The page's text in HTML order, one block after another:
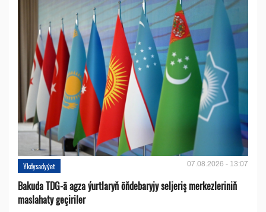
Ykdysadyýet 07.08.2026 - 13:07
Bakuda TDG-ä agza ýurtlaryň öňdebaryjy seljeriş merkezleriniň
maslahaty geçiriler